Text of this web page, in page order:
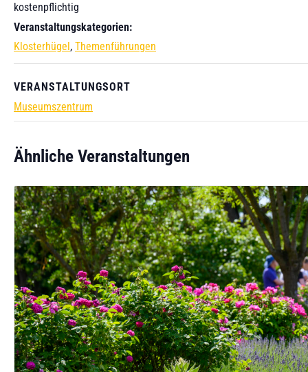
kostenpflichtig
Veranstaltungskategorien:
Klosterhügel, Themenführungen
VERANSTALTUNGSORT
Museumszentrum
Ähnliche Veranstaltungen